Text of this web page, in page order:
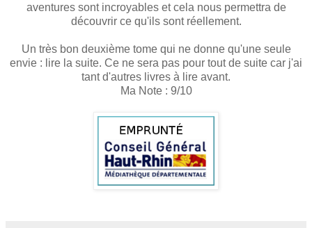
aventures sont incroyables et cela nous permettra de
découvrir ce qu'ils sont réellement.
Un très bon deuxième tome qui ne donne qu'une seule
envie : lire la suite. Ce ne sera pas pour tout de suite car j'ai
tant d'autres livres à lire avant.
Ma Note : 9/10